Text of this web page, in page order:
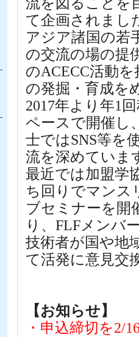
流を図ることを
て企画されまし
アジア諸国の若
の交流の場の提
のACECC活動
の発掘・育成を
2017年より年1
ペースで開催し
士ではSNS等を
流を深めていま
最近では加盟学
ち回りでマンス
ブセミナーを開
り、FLFメンバ
技術者が国や地
て活発に意見交
【お知らせ】
・申込締切を2/